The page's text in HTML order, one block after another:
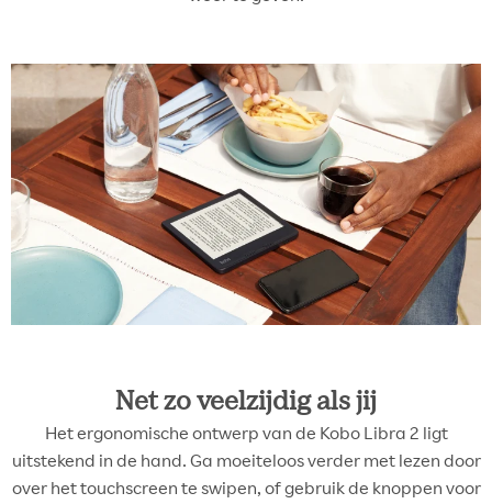
Net zo veelzijdig als jij
Het ergonomische ontwerp van de Kobo Libra 2 ligt
uitstekend in de hand. Ga moeiteloos verder met lezen door
over het touchscreen te swipen, of gebruik de knoppen voor